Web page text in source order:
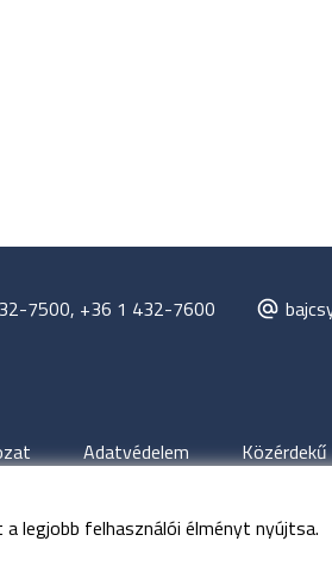
legjobb felhasználói élményt nyújtsa.
7500, +36 1 432-7600
Adatvédelem
Bajcsy-Zsilinszky Kórház és